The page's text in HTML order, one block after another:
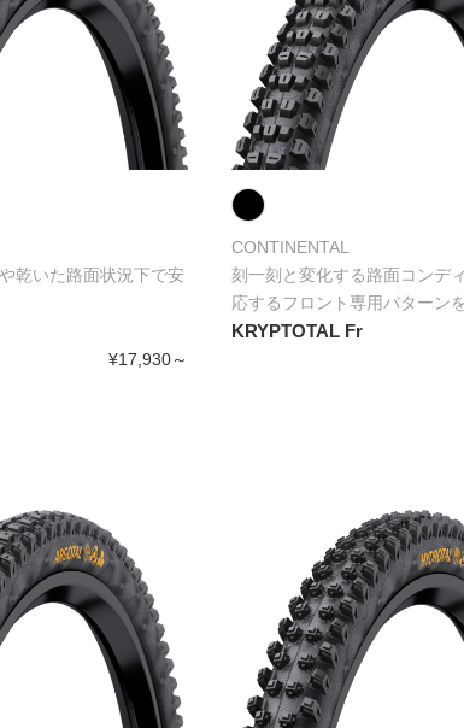
乾いた路面状況下で安
¥17,930～
CONTINENTAL
刻一刻と変化する路面コンデ
応するフロント専用パターン
KRYPTOTAL Fr